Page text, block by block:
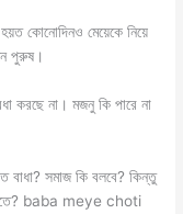
কোনোদিনও মেয়েকে নিয়ে
পুরুষ।
করছে না। মজনু কি পারে না
বাধা? সমাজ কি বলবে? কিন্তু
দিতে? baba meye choti